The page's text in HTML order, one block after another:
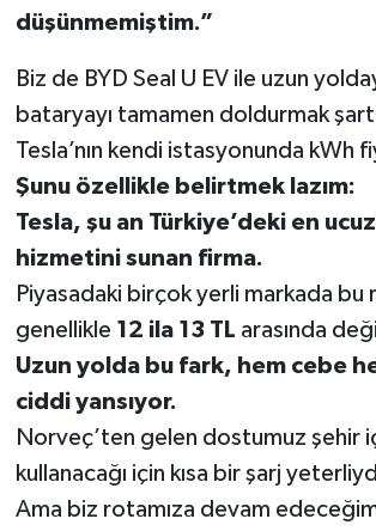
düşünmemiştim.”
Biz de BYD Seal U EV ile uzun
bataryayı tamamen doldurmak
Tesla’nın kendi istasyonunda kWh
Şunu özellikle belirtmek lazım:
Tesla, şu an Türkiye’deki en ucuz
hizmetini sunan firma.
Piyasadaki birçok yerli markada bu
genellikle 12 ila 13 TL arasında
Uzun yolda bu fark, hem cebe
ciddi yansıyor.
Norveç’ten gelen dostumuz şehir
kullanacağı için kısa bir şarj
Ama biz rotamıza devam